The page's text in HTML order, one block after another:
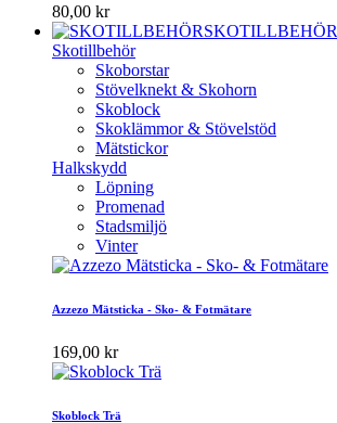
80,00 kr
SKOTILLBEHÖR
Skotillbehör
Skoborstar
Stövelknekt & Skohorn
Skoblock
Skoklämmor & Stövelstöd
Mätstickor
Halkskydd
Löpning
Promenad
Stadsmiljö
Vinter
Azzezo Mätsticka - Sko- & Fotmätare
169,00 kr
Skoblock Trä